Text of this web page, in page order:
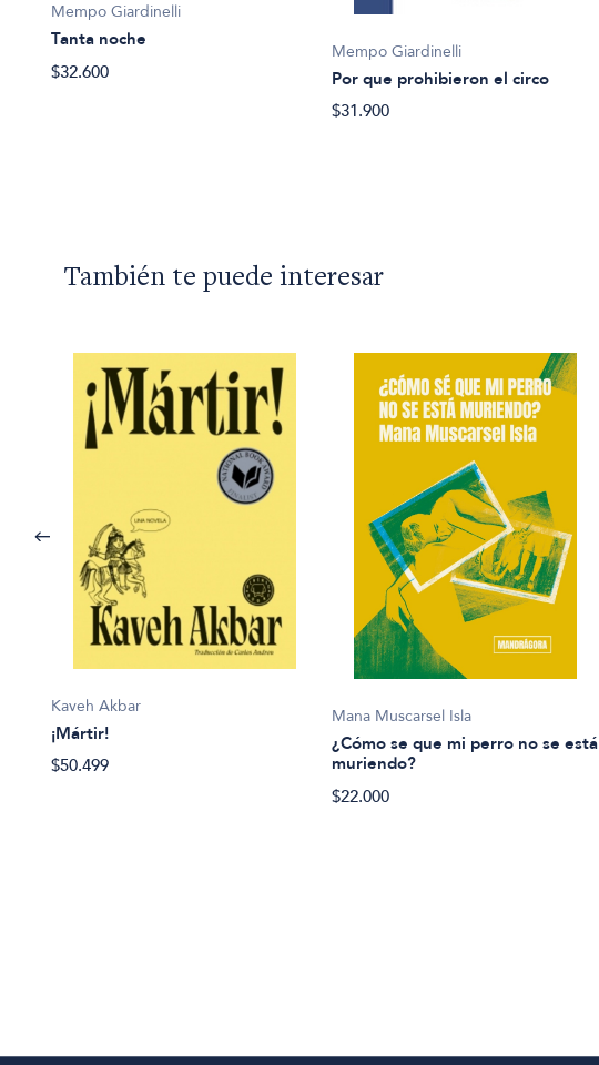
Mempo Giardinelli
Tanta noche
$32.600
Mempo Giardinelli
Por que prohibieron el circo
$31.900
También te puede interesar
Kaveh Akbar
¡Mártir!
$50.499
Mana Muscarsel Isla
¿Cómo se que mi perro no se está
muriendo?
$22.000